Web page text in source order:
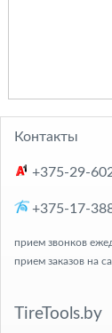
Контакты
+375-29-
+375-17-
прием звонков
прием заказов на
TireTools.by